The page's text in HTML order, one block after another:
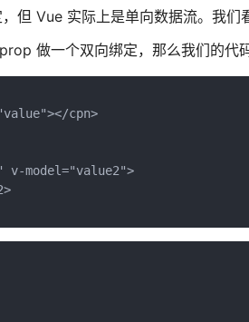
但 Vue 实际上是单向数据流。我们
做一个双向绑定，那么我们的代
cpn>
v-model="value2">
h2>